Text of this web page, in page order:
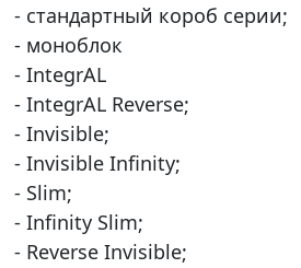
- стандартный короб серии;
- моноблок
- IntegrAL
- IntegrAL Reverse;
- Invisible;
- Invisible Infinity;
- Slim;
- Infinity Slim;
- Reverse Invisible;